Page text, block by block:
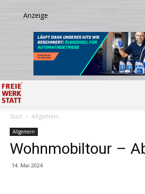
Start Allgemein
Allgemein
Wohnmobiltour –
14. Mai 2024